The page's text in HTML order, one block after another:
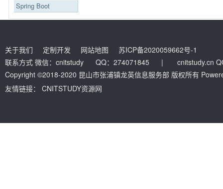
Spring Boot
关于我们 定制开发 网站地图
苏ICP备2020059662号-1
联系方式 微信：cnitstudy QQ：274071845
|
cnitstudy.cn
Copyright ©2018-2020 昆山市张浦镇龙英信息服务部 版权所有
友情链接：
CNITSTUDY资源网